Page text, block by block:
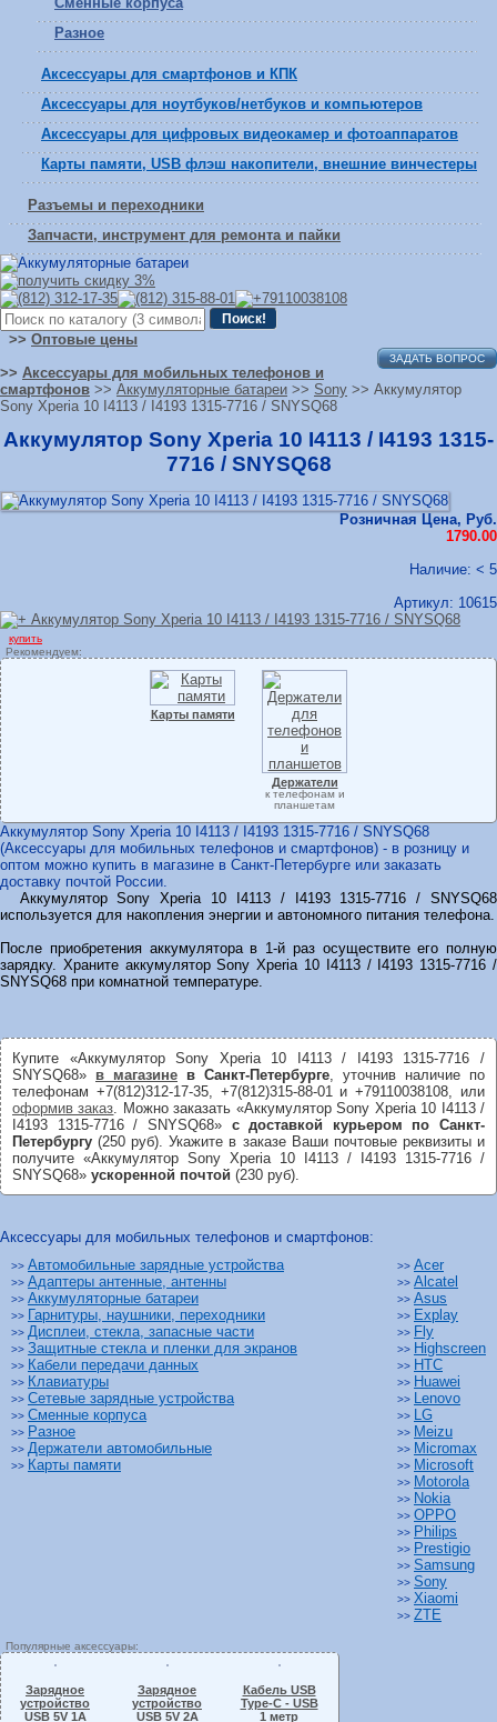
Разное
Аксессуары для смартфонов и КПК
Аксессуары для ноутбуков/нетбуков и компьютеров
Аксессуары для цифровых видеокамер и фотоаппаратов
Карты памяти, USB флэш накопители, внешние винчестеры
Разъемы и переходники
Запчасти, инструмент для ремонта и пайки
>> Оптовые цены
ЗАДАТЬ ВОПРОС
>> Аксессуары для мобильных телефонов и
смартфонов >> Аккумуляторные батареи >> Sony >> Аккумулятор
Sony Xperia 10 I4113 / I4193 1315-7716 / SNYSQ68
Аккумулятор Sony Xperia 10 I4113 / I4193 1315-
7716 / SNYSQ68
Розничная Цена, Руб.
1790.00
Наличие: < 5
Артикул: 10615
купить
Рекомендуем:
Карты памяти
Держатели
к телефонам и
планшетам
Аккумулятор Sony Xperia 10 I4113 / I4193 1315-7716 / SNYSQ68
(Аксессуары для мобильных телефонов и смартфонов) - в розницу и
оптом можно купить в магазине в Санкт-Петербурге или заказать
доставку почтой России.
Аккумулятор Sony Xperia 10 I4113 / I4193 1315-7716 / SNYSQ68
используется для накопления энергии и автономного питания телефона.
После приобретения аккумулятора в 1-й раз осуществите его полную
зарядку. Храните аккумулятор Sony Xperia 10 I4113 / I4193 1315-7716 /
SNYSQ68 при комнатной температуре.
Купите «Аккумулятор Sony Xperia 10 I4113 / I4193 1315-7716 /
SNYSQ68» в магазине в Санкт-Петербурге , уточнив наличие по
телефонам +7(812)312-17-35, +7(812)315-88-01 и +79110038108, или
оформив заказ . Можно заказать «Аккумулятор Sony Xperia 10 I4113 /
I4193 1315-7716 / SNYSQ68» с доставкой курьером по Санкт-
Петербургу (250 руб). Укажите в заказе Ваши почтовые реквизиты и
получите «Аккумулятор Sony Xperia 10 I4113 / I4193 1315-7716 /
SNYSQ68» ускоренной почтой (230 руб).
Аксессуары для мобильных телефонов и смартфонов:
>> Автомобильные зарядные устройства
>> Адаптеры антенные, антенны
>> Аккумуляторные батареи
>> Гарнитуры, наушники, переходники
>> Дисплеи, стекла, запасные части
>> Защитные стекла и пленки для экранов
>> Кабели передачи данных
>> Клавиатуры
>> Сетевые зарядные устройства
>> Сменные корпуса
>> Разное
>> Держатели автомобильные
>> Карты памяти
>> Acer
>> Alcatel
>> Asus
>> Explay
>> Fly
>> Highscreen
>> HTC
>> Huawei
>> Lenovo
>> LG
>> Meizu
>> Micromax
>> Microsoft
>> Motorola
>> Nokia
>> OPPO
>> Philips
>> Prestigio
>> Samsung
>> Sony
>> Xiaomi
>> ZTE
Популярные аксессуары:
Зарядное
устройство
USB 5V 1A
Зарядное
устройство
USB 5V 2A
Кабель USB
Type-C - USB
1 метр